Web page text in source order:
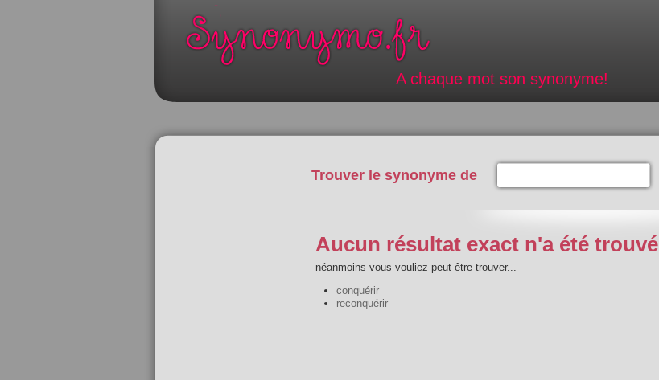
A chaque mot son synonyme!
Trouver le synonyme de
Aucun résultat exact n'a été trouvé
néanmoins vous vouliez peut être trouver...
conquérir
reconquérir